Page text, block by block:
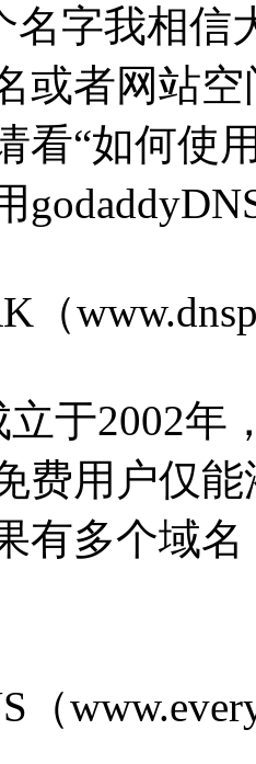
名字我相
或者网站
看“如何使
（
立于2002
费用户仅
有多个域
（